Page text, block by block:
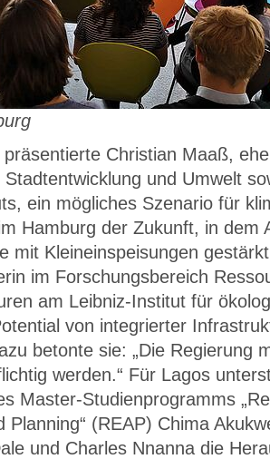
Christian Maaß,
und Umwelt
ein mögliches Szenario für
Hamburg der Zukunft, in dem
mit Kleineinspeisungen
im Forschungsbereich
am Leibniz-Institut für
von integrierter
betonte sie: „Die Regierung
werden.“ Für Lagos
Master-Studienprogramms
Planning“ (REAP) Chima
und Charles Nnanna die